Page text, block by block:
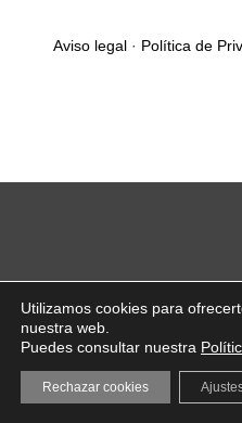
Aviso legal· Política de
Utilizamos cookies para
nuestra web.
Puedes consultar nuestra
Rechazar cookies